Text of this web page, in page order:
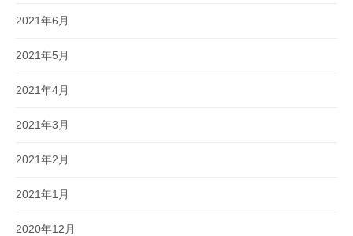
2021年6月
2021年5月
2021年4月
2021年3月
2021年2月
2021年1月
2020年12月